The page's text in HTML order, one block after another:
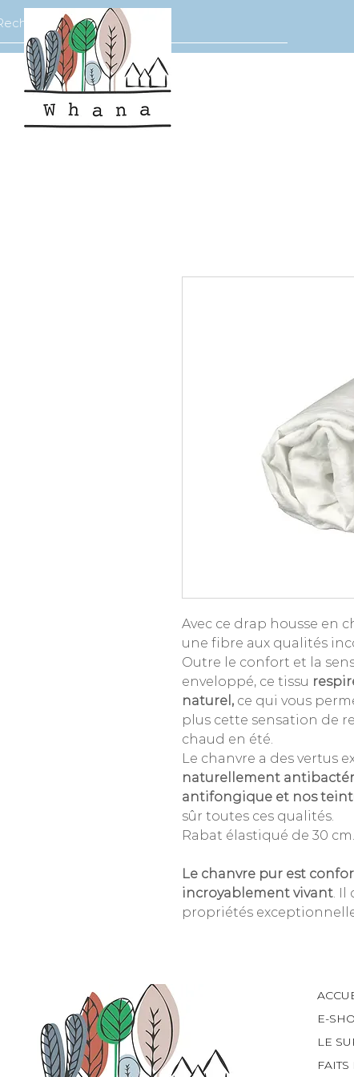
Avec ce drap housse en
une fibre aux qualités
Outre le confort et la
enveloppé, ce tissu
naturel, ce qui vous
plus cette sensation de
chaud en été.
Le chanvre a des vertus
naturellement
antifongique et nos
sûr toutes ces qualités.
Rabat élastiqué de 30 cm.
Le chanvre pur est
incroyablement vivant. Il
propriétés
E-
LE